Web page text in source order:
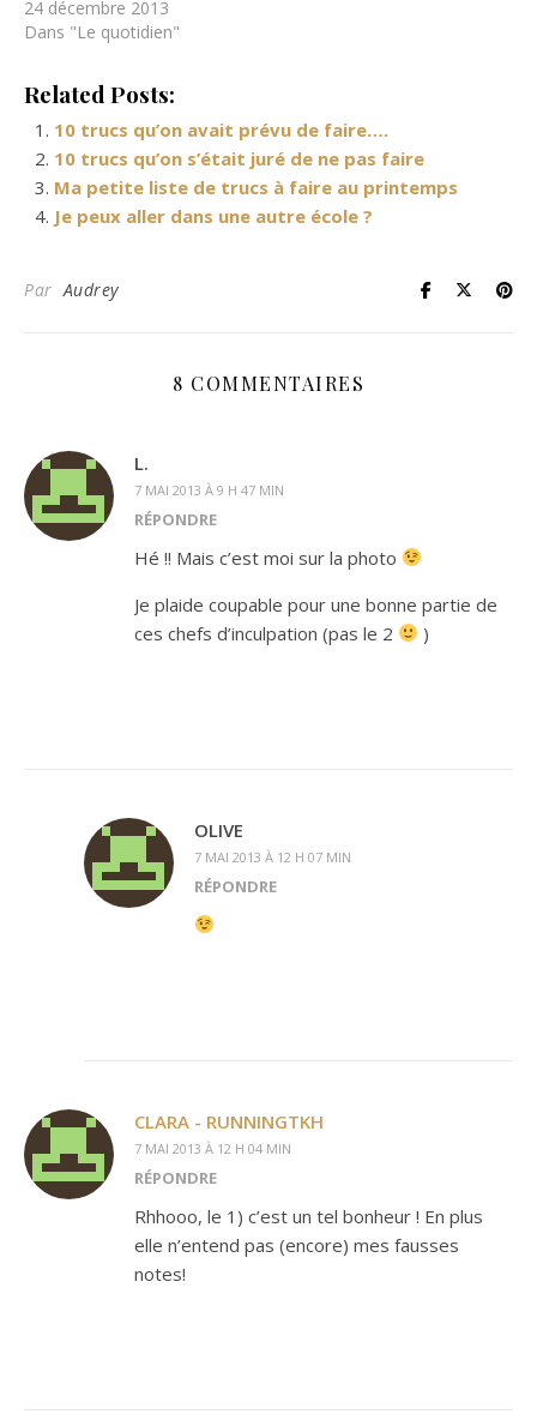
24 décembre 2013
Dans "Le quotidien"
Related Posts:
10 trucs qu’on avait prévu de faire….
10 trucs qu’on s’était juré de ne pas faire
Ma petite liste de trucs à faire au printemps
Je peux aller dans une autre école ?
ParAudrey
8 COMMENTAIRES
L.
7 MAI 2013 À 9 H 47 MIN
RÉPONDRE
Hé !! Mais c’est moi sur la photo
Je plaide coupable pour une bonne partie de
ces chefs d’inculpation (pas le 2
)
OLIVE
7 MAI 2013 À 12 H 07 MIN
RÉPONDRE
CLARA - RUNNINGTKH
7 MAI 2013 À 12 H 04 MIN
RÉPONDRE
Rhhooo, le 1) c’est un tel bonheur ! En plus
elle n’entend pas (encore) mes fausses
notes!